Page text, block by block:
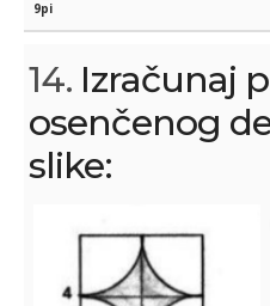
9pi
14. Izračunaj
osenčenog
slike: